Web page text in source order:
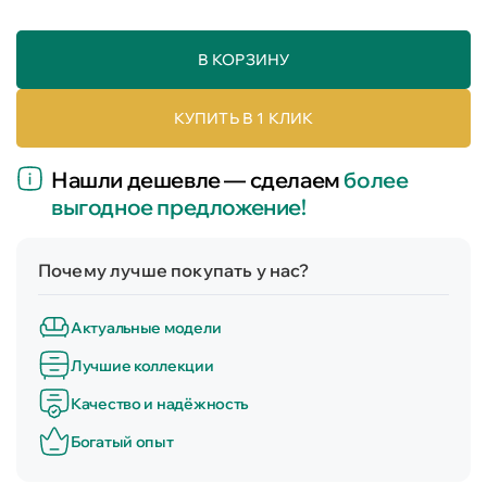
В КОРЗИНУ
КУПИТЬ В 1 КЛИК
Нашли дешевле — сделаемболее
выгодное предложение!
Почему лучше покупать у нас?
Актуальные модели
Лучшие коллекции
Качество и надёжность
Богатый опыт